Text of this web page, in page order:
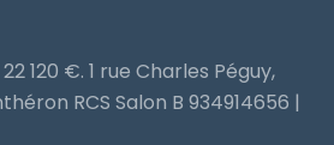
120 €. 1 rue Charles Péguy,
RCS Salon B 934914656 |